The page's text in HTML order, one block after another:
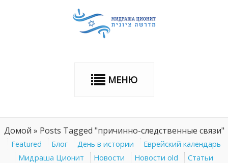
МЕНЮ
Домой » Posts Tagged "причинно-следственные связи"
Featured Блог День в истории
Еврейский календарь
Мидраша Ционит
Новости Новости old Статьи